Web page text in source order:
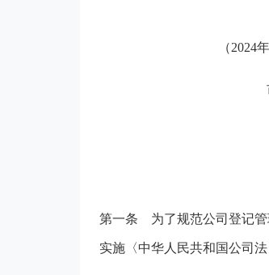
（2024
第一条 为了规范公司登记管
实施〈中华人民共和国公司